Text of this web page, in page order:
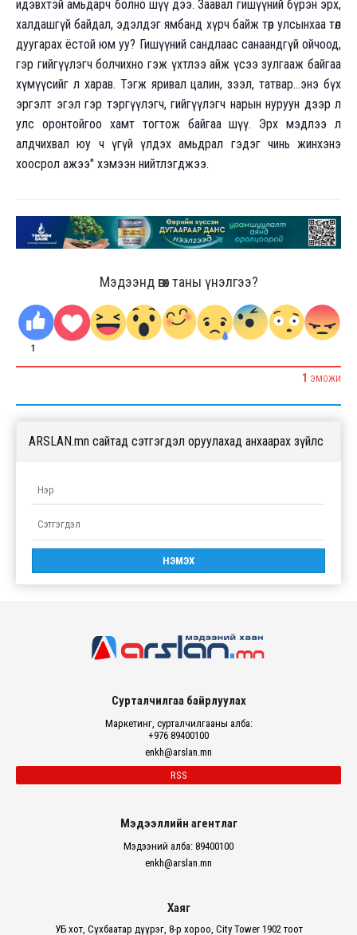
идэвхтэй амьдарч болно шүү дээ. Заавал гишүүний бүрэн эрх,
халдашгүй байдал, эдэлдэг ямбанд хүрч байж төр улсынхаа төлөө
дуугарах ёстой юм уу? Гишүүний сандлаас санаандгүй ойчоод,
гэр гийгүүлэгч болчихно гэж үхтлээ айж үсээ зулгааж байгаа
хүмүүсийг л харав. Тэгж яривал цалин, зээл, татвар...энэ бүх
эргэлт эгэл гэр тэргүүлэгч, гийгүүлэгч нарын нуруун дээр л
улс оронтойгоо хамт тогтож байгаа шүү. Эрх мэдлээ л
алдчихвал юу ч үгүй үлдэх амьдрал гэдэг чинь жинхэнэ
хоосрол ажээ" хэмээн нийтлэгджээ.
Мэдээнд өгөх таны үнэлгээ?
1
1 ЭМОЖИ
ARSLAN.mn сайтад сэтгэгдэл оруулахад анхаарах зүйлс
Сурталчилгаа байрлуулах
Маркетинг, сурталчилгааны алба:
+976 89400100
enkh@arslan.mn
RSS
Мэдээллийн агентлаг
Мэдээний алба: 89400100
enkh@arslan.mn
Хаяг
УБ хот, Сүхбаатар дүүрэг, 8-р хороо, City Tower 1902 тоот